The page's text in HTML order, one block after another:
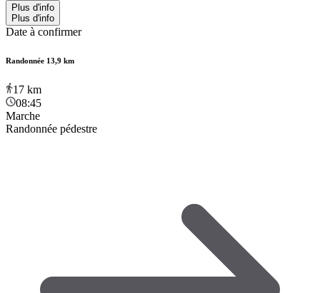
Plus d'info
Plus d'info
Date à confirmer
Randonnée 13,9 km
17 km
08:45
Marche
Randonnée pédestre